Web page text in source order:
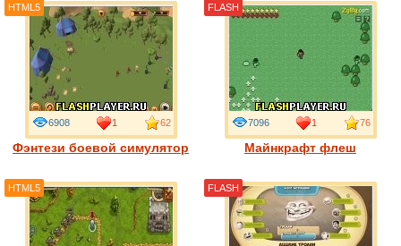
Фэнтези боевой симулятор
6908 1 62
HTML5
Майнкрафт флеш
7096 1 76
FLASH
HTML5 FLASH